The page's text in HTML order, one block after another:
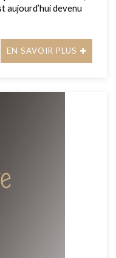
aujourd’hui devenu
EN SAVOIR PLUS